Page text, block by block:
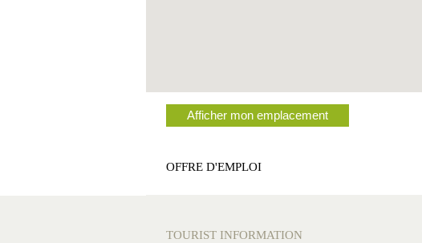
Afficher mon emplacement
OFFRE D'EMPLOI
TOURIST INFORMATION